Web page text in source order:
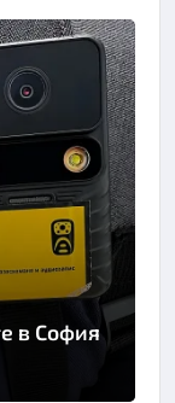
в София